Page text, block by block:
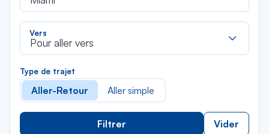
Vers
Pour aller vers
Type de trajet
Aller-Retour Aller simple
Filtrer Vider